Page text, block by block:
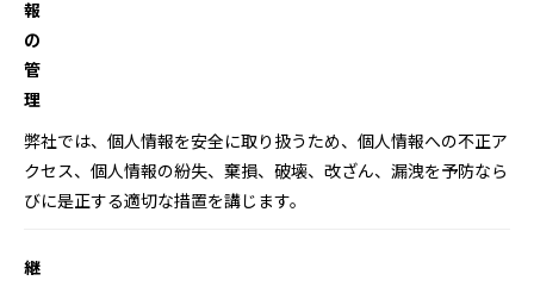
報
の
管
理
弊社では、個人情報を安全に取り扱うため、個人情報への不正ア
クセス、個人情報の紛失、棄損、破壊、改ざん、漏洩を予防なら
びに是正する適切な措置を講じます。
継